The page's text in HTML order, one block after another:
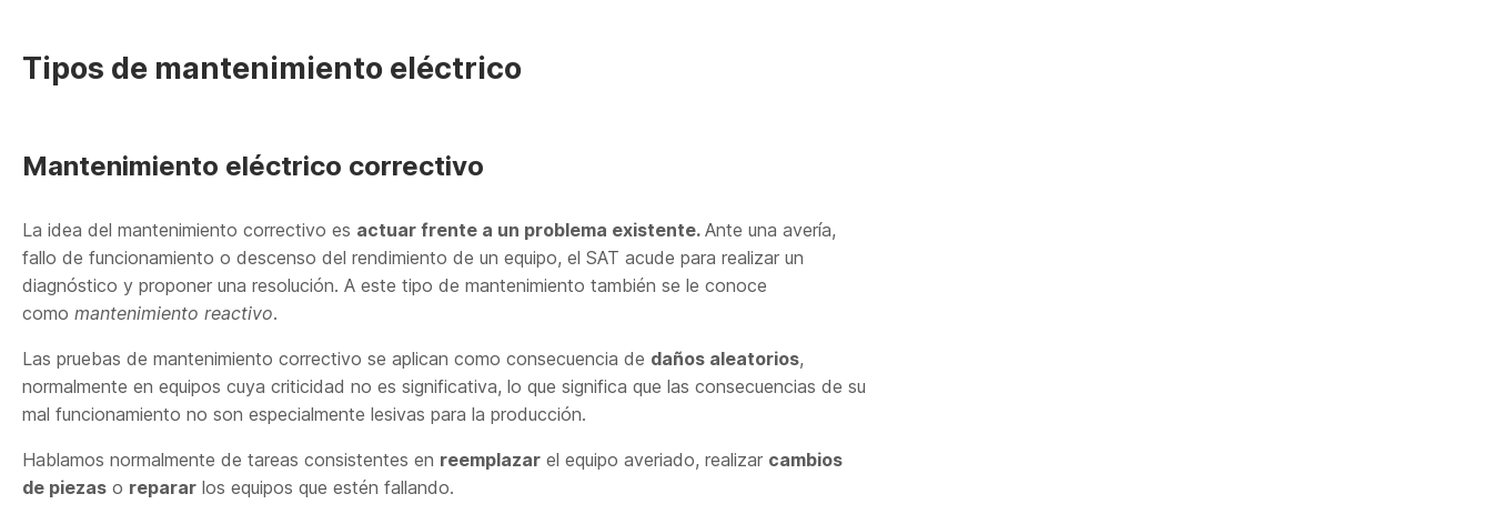
Tipos de mantenimiento eléctrico
Mantenimiento eléctrico correctivo
La idea del mantenimiento correctivo es actuar frente a un problema existente. Ante una avería,
fallo de funcionamiento o descenso del rendimiento de un equipo, el SAT acude para realizar un
diagnóstico y proponer una resolución. A este tipo de mantenimiento también se le conoce
como mantenimiento reactivo.
Las pruebas de mantenimiento correctivo se aplican como consecuencia de daños aleatorios,
normalmente en equipos cuya criticidad no es significativa, lo que significa que las consecuencias de su
mal funcionamiento no son especialmente lesivas para la producción.
Hablamos normalmente de tareas consistentes en reemplazar el equipo averiado, realizar cambios
de piezas o reparar los equipos que estén fallando.